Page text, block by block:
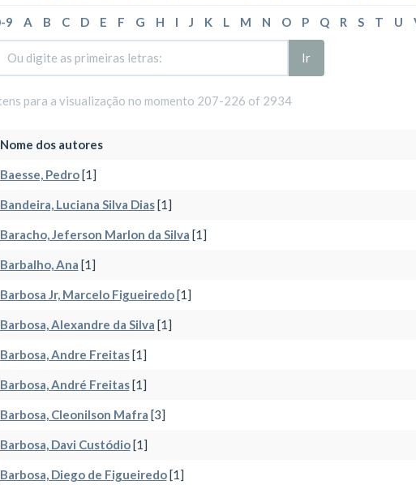
9 A B C D E F G H I J K L M N O P Q R S T U
Ir
para a visualização no momento 207-226 of 2934
Nome dos autores
Baesse, Pedro[1]
Bandeira, Luciana Silva Dias[1]
Baracho, Jeferson Marlon da Silva [1]
Barbalho, Ana [1]
Barbosa Jr, Marcelo Figueiredo[1]
Barbosa, Alexandre da Silva [1]
Barbosa, Andre Freitas[1]
Barbosa, André Freitas[1]
Barbosa, Cleonilson Mafra [3]
Barbosa, Davi Custódio[1]
Barbosa, Diego de Figueiredo[1]